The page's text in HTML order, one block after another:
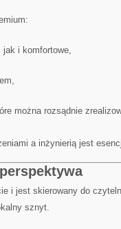
jak i komfortowe,
można rozsądnie
a inżynierią jest
i jest skierowany do
sznyt.